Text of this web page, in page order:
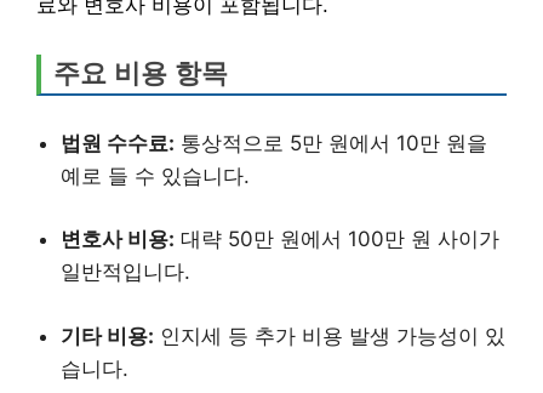
료와 변호사 비용이 포함됩니다.
주요 비용 항목
법원 수수료: 통상적으로 5만 원에서 10만 원을
예로 들 수 있습니다.
변호사 비용: 대략 50만 원에서 100만 원 사이가
일반적입니다.
기타 비용: 인지세 등 추가 비용 발생 가능성이 있
습니다.